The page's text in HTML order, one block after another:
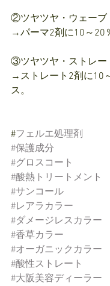
②ツヤツヤ・ウェーブ
→パーマ2剤に10～20
③ツヤツヤ・ストレー
→ストレート2剤に10
ス。
#フェルエ処理剤
#保護成分
#グロスコート
#酸熱トリートメント
#サンコール
#レアラカラー
#ダメージレスカラー
#香草カラー
#オーガニックカラー
#酸性ストレート
#大阪美容ディーラー